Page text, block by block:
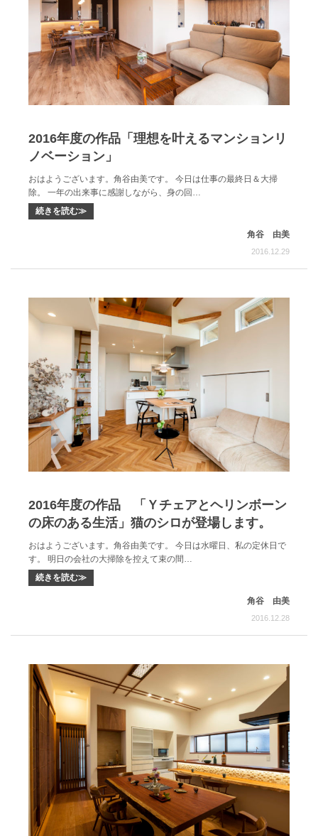
2016年度の作品「理想を叶えるマンションリ
ノベーション」
おはようございます。角谷由美です。 今日は仕事の最終日＆大掃
除。 一年の出来事に感謝しながら、身の回…
続きを読む≫
角谷 由美
2016.12.29
2016年度の作品 「Ｙチェアとヘリンボーン
の床のある生活」猫のシロが登場します。
おはようございます。角谷由美です。 今日は水曜日、私の定休日で
す。 明日の会社の大掃除を控えて束の間…
続きを読む≫
角谷 由美
2016.12.28